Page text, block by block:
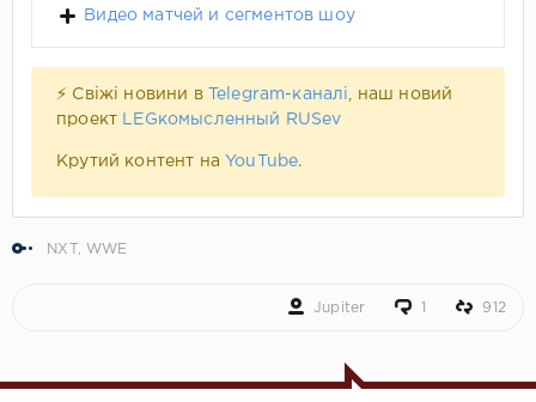
Видео матчей и сегментов шоу
⚡ Свіжі новини в Telegram-каналі
, наш новий
проект
LEGкомысленный RUSev
Крутий контент на YouTube.
NXT WWE
Jupiter 1 912